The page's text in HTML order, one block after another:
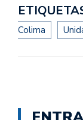
Colima